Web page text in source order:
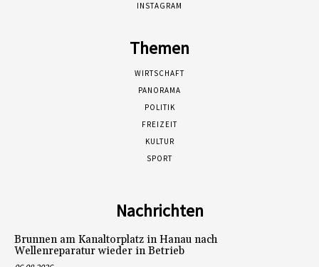
INSTAGRAM
Themen
WIRTSCHAFT
PANORAMA
POLITIK
FREIZEIT
KULTUR
SPORT
Nachrichten
Brunnen am Kanaltorplatz in Hanau nach
Wellenreparatur wieder in Betrieb